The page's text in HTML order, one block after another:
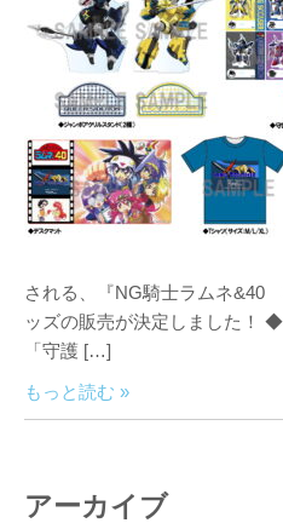
される、『NG騎士ラムネ&40
ッズの販売が決定しました！
「守護 […]
もっと読む »
アーカイブ